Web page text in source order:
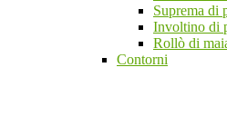
Suprema di
Involtino di
Rollò di
Contorni